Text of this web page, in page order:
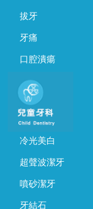
拔牙
牙痛
口腔潰瘍
冷光美白
超聲波潔牙
噴砂潔牙
牙結石